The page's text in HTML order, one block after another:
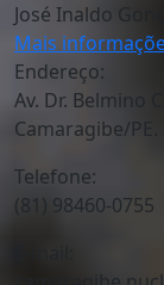
José Inaldo
Mais
Endereço:
Av. Dr. Belmino
Camaragibe/PE.
Telefone:
(81) 98460-0755